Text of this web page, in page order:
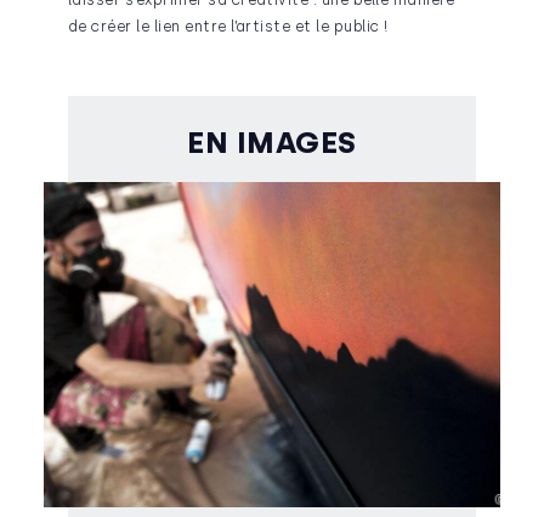
de créer le lien entre l’artiste et le public !
EN IMAGES